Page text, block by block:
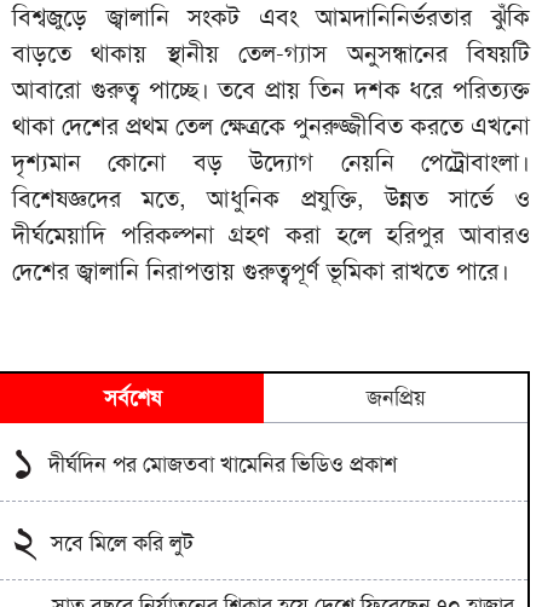
বিশ্বজুড়ে জ্বালানি সংকট এবং আমদানিনির্ভরতার ঝুঁকি
বাড়তে থাকায় স্থানীয় তেল-গ্যাস অনুসন্ধানের বিষয়টি
আবারো গুরুত্ব পাচ্ছে। তবে প্রায় তিন দশক ধরে পরিত্যক্ত
থাকা দেশের প্রথম তেল ক্ষেত্রকে পুনরুজ্জীবিত করতে এখনো
দৃশ্যমান কোনো বড় উদ্যোগ নেয়নি পেট্রোবাংলা।
বিশেষজ্ঞদের মতে, আধুনিক প্রযুক্তি, উন্নত সার্ভে ও
দীর্ঘমেয়াদি পরিকল্পনা গ্রহণ করা হলে হরিপুর আবারও
দেশের জ্বালানি নিরাপত্তায় গুরুত্বপূর্ণ ভূমিকা রাখতে পারে।
সর্বশেষ জনপ্রিয়
১ দীর্ঘদিন পর মোজতবা খামেনির ভিডিও প্রকাশ
২ সবে মিলে করি লুট